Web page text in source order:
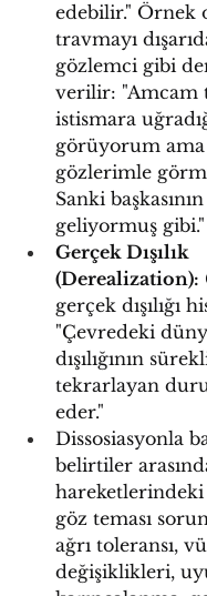
edebilir." Örnek
travmayı
gözlemci gibi
verilir: "Amcam
istismara
görüyorum
gözlerimle
Sanki
geliyormuş gibi."
Gerçek Dışılık
(Derealization):
gerçek dışılığı
"Çevredeki
dışılığının
tekrarlayan
eder."
Dissosiasyonla
belirtiler
göz teması
ağrı toleransı,
değişiklikleri,